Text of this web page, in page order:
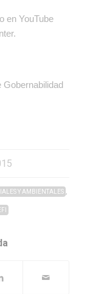
en YouTube
Gobernabilidad
Y AMBIENTALES ,